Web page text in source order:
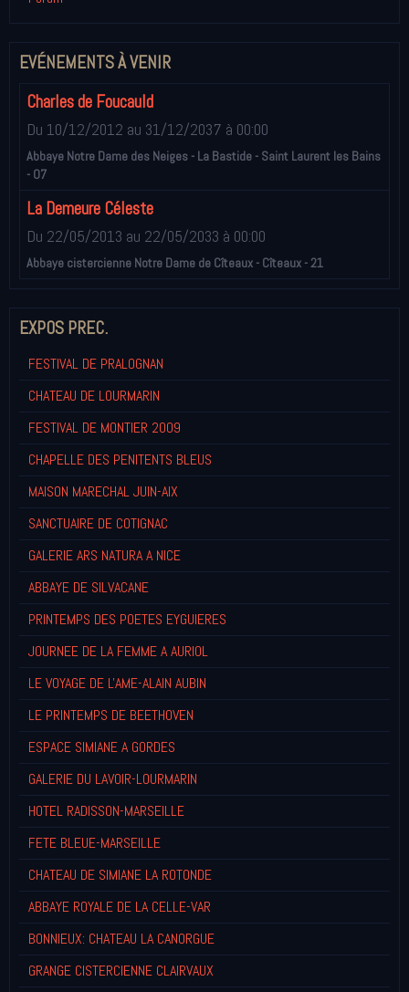
EVÉNEMENTS À VENIR
Charles de Foucauld
Du 10/12/2012 au 31/12/2037 à 00:00
Abbaye Notre Dame des Neiges - La Bastide - Saint Laurent les Bains
- 07
La Demeure Céleste
Du 22/05/2013 au 22/05/2033 à 00:00
Abbaye cistercienne Notre Dame de Cîteaux - Cîteaux - 21
EXPOS PREC.
FESTIVAL DE PRALOGNAN
CHATEAU DE LOURMARIN
FESTIVAL DE MONTIER 2009
CHAPELLE DES PENITENTS BLEUS
MAISON MARECHAL JUIN-AIX
SANCTUAIRE DE COTIGNAC
GALERIE ARS NATURA A NICE
ABBAYE DE SILVACANE
PRINTEMPS DES POETES EYGUIERES
JOURNEE DE LA FEMME A AURIOL
LE VOYAGE DE L'AME-ALAIN AUBIN
LE PRINTEMPS DE BEETHOVEN
ESPACE SIMIANE A GORDES
GALERIE DU LAVOIR-LOURMARIN
HOTEL RADISSON-MARSEILLE
FETE BLEUE-MARSEILLE
CHATEAU DE SIMIANE LA ROTONDE
ABBAYE ROYALE DE LA CELLE-VAR
BONNIEUX: CHATEAU LA CANORGUE
GRANGE CISTERCIENNE CLAIRVAUX